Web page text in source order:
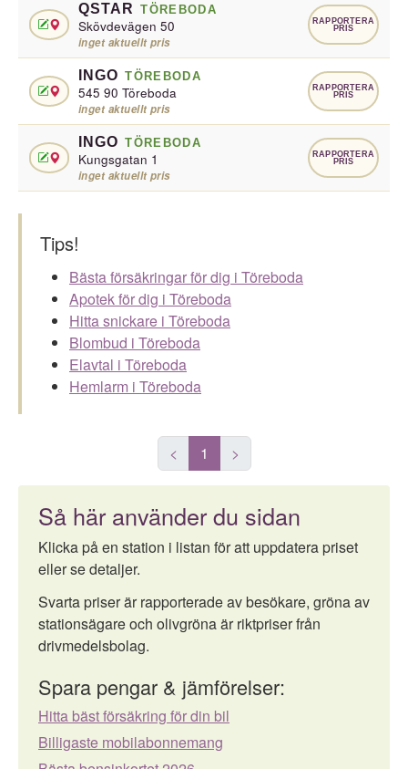
QSTAR TÖREBODA
Skövdevägen 50
inget aktuellt pris
RAPPORTERA
PRIS
INGO TÖREBODA
545 90 Töreboda
inget aktuellt pris
RAPPORTERA
PRIS
INGO TÖREBODA
Kungsgatan 1
inget aktuellt pris
RAPPORTERA
PRIS
Tips!
Bästa försäkringar för dig i Töreboda
Apotek för dig i Töreboda
Hitta snickare i Töreboda
Blombud i Töreboda
Elavtal i Töreboda
Hemlarm i Töreboda
< 1 >
Så här använder du sidan
Klicka på en station i listan för att uppdatera priset
eller se detaljer.
Svarta priser är rapporterade av besökare, gröna av
stationsägare och olivgröna är riktpriser från
drivmedelsbolag.
Spara pengar & jämförelser:
Hitta bäst försäkring för din bil
Billigaste mobilabonnemang